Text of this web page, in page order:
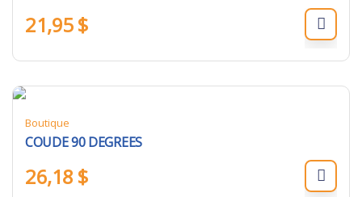
21,95$
Boutique
COUDE 90 DEGREES
26,18 $